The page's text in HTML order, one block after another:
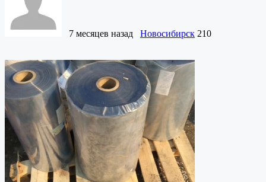
7 месяцев назад Новосибирск 210